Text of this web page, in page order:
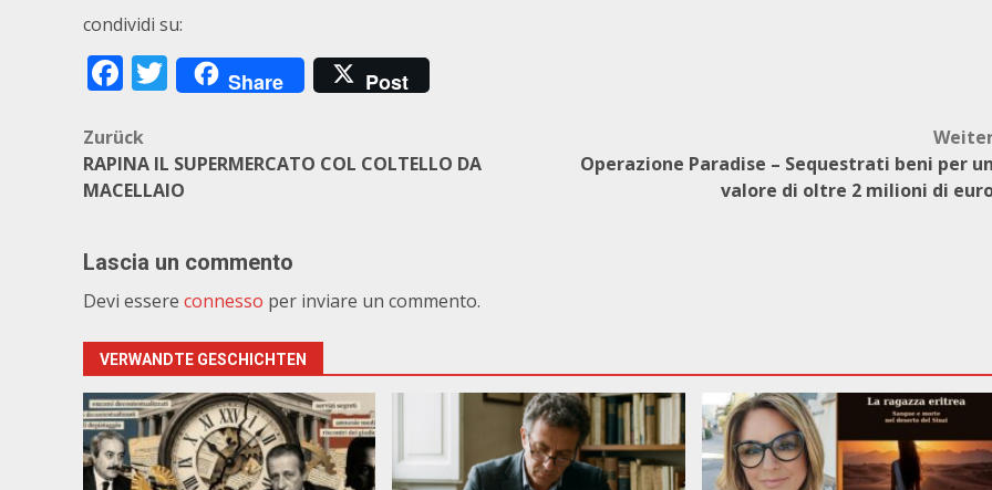
condividi su:
Facebook
Twitter
Share Post
Beitragsnavigation
Zurück
RAPINA IL SUPERMERCATO COL COLTELLO DA
MACELLAIO
Operazione Paradise – Sequestrati beni per
valore di oltre 2 milioni di
Lascia un commento
Devi essere connesso per inviare un commento.
VERWANDTE GESCHICHTEN